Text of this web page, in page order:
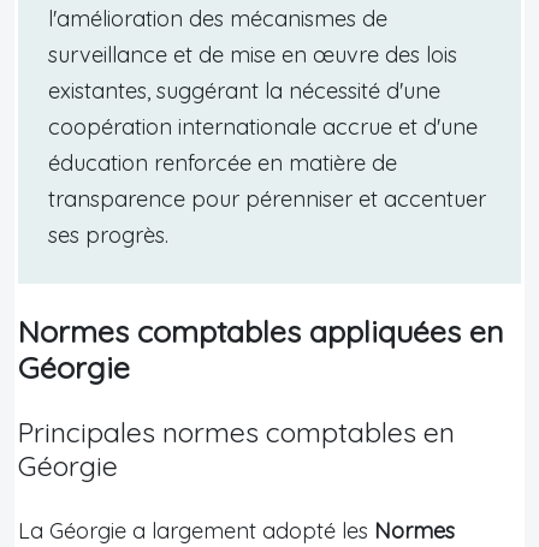
l'amélioration des mécanismes de
surveillance et de mise en œuvre des lois
existantes, suggérant la nécessité d'une
coopération internationale accrue et d'une
éducation renforcée en matière de
transparence pour pérenniser et accentuer
ses progrès.
Normes comptables appliquées en
Géorgie
Principales normes comptables en
Géorgie
La Géorgie a largement adopté les Normes